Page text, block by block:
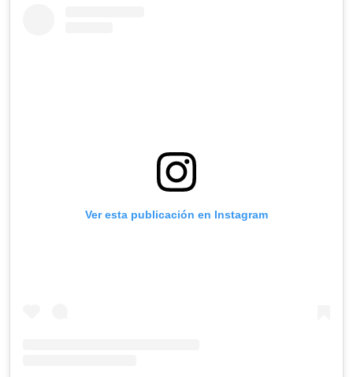
Ver esta publicación en Instagram